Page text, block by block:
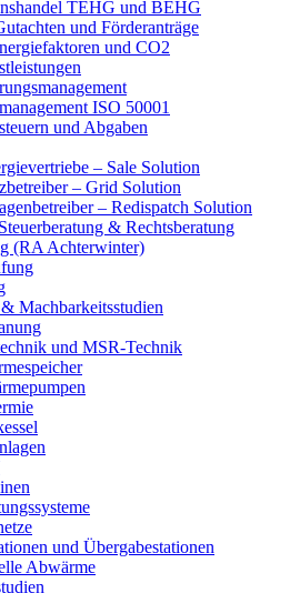
TEHG und BEHG
und Förderanträge
und CO2
ISO 50001
und Abgaben
– Sale Solution
– Grid Solution
– Redispatch Solution
& Rechtsberatung
(RA Achterwinter)
Machbarkeitsstudien
und MSR-Technik
und Übergabestationen
Abwärme